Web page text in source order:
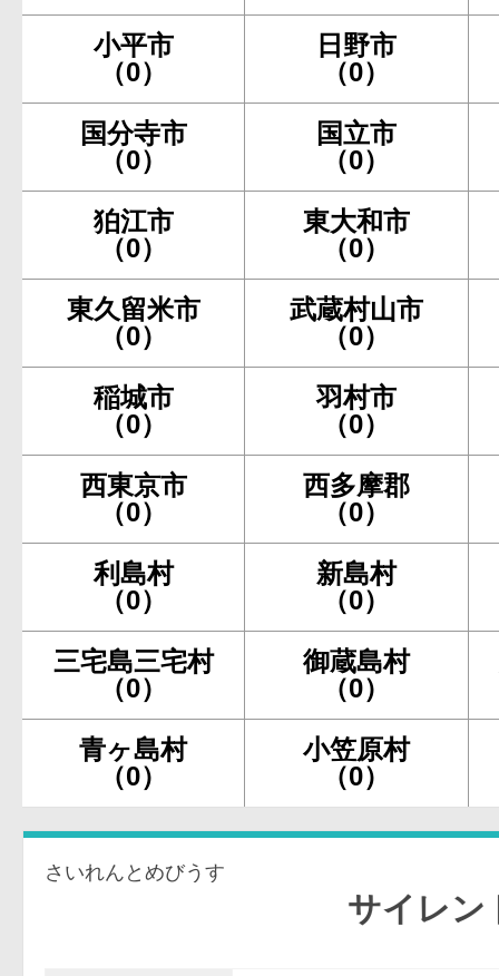
小平市
（0）
日野市
（0）
国分寺市
（0）
国立市
（0）
狛江市
（0）
東大和市
（0）
東久留米市
（0）
武蔵村山市
（0）
稲城市
（0）
羽村市
（0）
西東京市
（0）
西多摩郡
（0）
利島村
（0）
新島村
（0）
三宅島三宅村
（0）
御蔵島村
（0）
青ヶ島村
（0）
小笠原村
（0）
さいれんとめびうす
サイレントメ